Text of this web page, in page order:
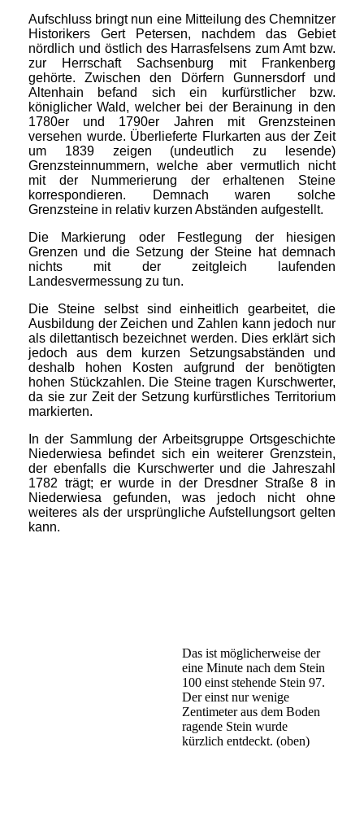
Aufschluss bringt nun eine Mitteilung des Chemnitzer
Historikers Gert Petersen, nachdem das Gebiet
nördlich und östlich des Harrasfelsens zum Amt bzw.
zur Herrschaft Sachsenburg mit Frankenberg
gehörte. Zwischen den Dörfern Gunnersdorf und
Altenhain befand sich ein kurfürstlicher bzw.
königlicher Wald, welcher bei der Berainung in den
1780er und 1790er Jahren mit Grenzsteinen
versehen wurde. Überlieferte Flurkarten aus der Zeit
um 1839 zeigen (undeutlich zu lesende)
Grenzsteinnummern, welche aber vermutlich nicht
mit der Nummerierung der erhaltenen Steine
korrespondieren. Demnach waren solche
Grenzsteine in relativ kurzen Abständen aufgestellt.
Die Markierung oder Festlegung der hiesigen
Grenzen und die Setzung der Steine hat demnach
nichts mit der zeitgleich laufenden
Landesvermessung zu tun.
Die Steine selbst sind einheitlich gearbeitet, die
Ausbildung der Zeichen und Zahlen kann jedoch nur
als dilettantisch bezeichnet werden. Dies erklärt sich
jedoch aus dem kurzen Setzungsabständen und
deshalb hohen Kosten aufgrund der benötigten
hohen Stückzahlen. Die Steine tragen Kurschwerter,
da sie zur Zeit der Setzung kurfürstliches Territorium
markierten.
In der Sammlung der Arbeitsgruppe Ortsgeschichte
Niederwiesa befindet sich ein weiterer Grenzstein,
der ebenfalls die Kurschwerter und die Jahreszahl
1782 trägt; er wurde in der Dresdner Straße 8 in
Niederwiesa gefunden, was jedoch nicht ohne
weiteres als der ursprüngliche Aufstellungsort gelten
kann.
Das ist möglicherweise der
eine Minute nach dem Stein
100 einst stehende Stein 97.
Der einst nur wenige
Zentimeter aus dem Boden
ragende Stein wurde
kürzlich entdeckt. (oben)